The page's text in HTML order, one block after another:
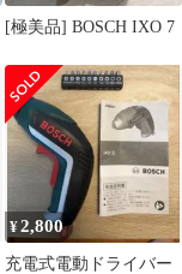
[極美品] BOSCH IXO 7
¥2,800
充電式電動ドライバー